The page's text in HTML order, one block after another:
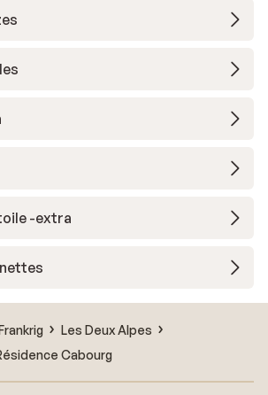
-extra
Les Deux Alpes
Cabourg